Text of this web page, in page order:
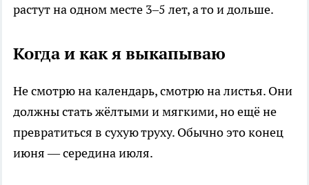
растут на одном месте 3–5 лет, а то и дольше.
Когда и как я выкапываю
Не смотрю на календарь, смотрю на листья. Они
должны стать жёлтыми и мягкими, но ещё не
превратиться в сухую труху. Обычно это конец
июня — середина июля.